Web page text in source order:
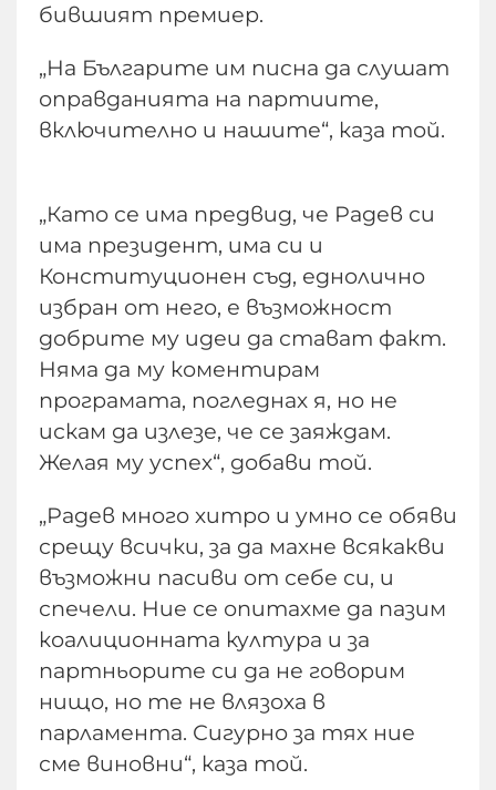
бившият премиер.
„На Българите им писна да слушат
оправданията на партиите,
включително и нашите“, каза той.
„Като се има предвид, че Радев си
има президент, има си и
Конституционен съд, еднолично
избран от него, е възможност
добрите му идеи да стават факт.
Няма да му коментирам
програмата, погледнах я, но не
искам да излезе, че се заяждам.
Желая му успех“, добави той.
„Радев много хитро и умно се обяви
срещу всички, за да махне всякакви
възможни пасиви от себе си, и
спечели. Ние се опитахме да пазим
коалиционната култура и за
партньорите си да не говорим
нищо, но те не влязоха в
парламента. Сигурно за тях ние
сме виновни“, каза той.